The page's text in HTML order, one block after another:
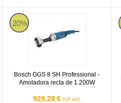
20%
Bosch GGS 8 SH Professional -
Amoladora recta de 1.200W
929,28 € IVA incl.
Bosch GGS 8 SH Professional -